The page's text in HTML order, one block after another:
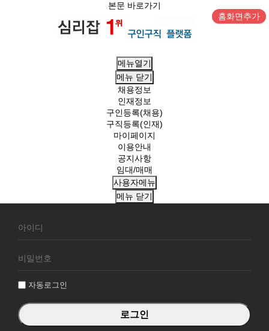
본문 바로가기
홈화면추가
메뉴열기
메뉴 닫기
채용정보
인재정보
구인등록(채용)
구직등록(인재)
마이페이지
이용안내
공지사항
임대/매매
사용자메뉴
메뉴 닫기
원
그
자동로그인